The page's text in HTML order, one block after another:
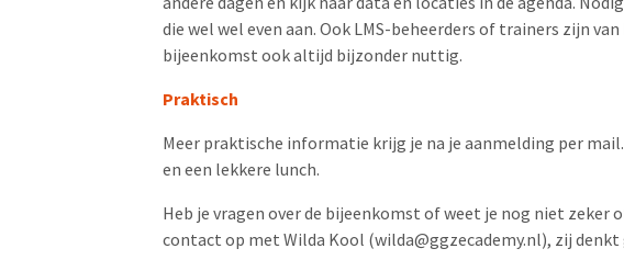
die wel wel even aan. Ook LMS-beheerders of trainers zijn
bijeenkomst ook altijd bijzonder nuttig.
Praktisch
Meer praktische informatie krijg je na je aanmelding per
en een lekkere lunch.
Heb je vragen over de bijeenkomst of weet je nog niet zeker
contact op met Wilda Kool (wilda@ggzecademy.nl), zij denkt